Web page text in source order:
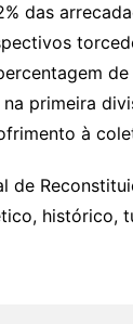
das
primeira
à
de
histórico,